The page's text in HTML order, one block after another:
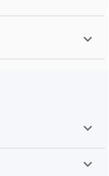


